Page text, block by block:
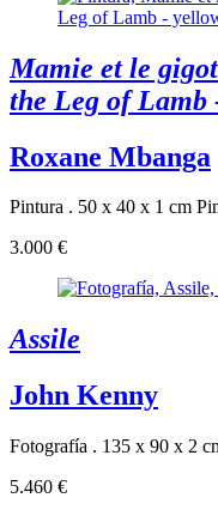
Mamie et le
the Leg of Lamb
Roxane Mbanga
Pintura . 50 x 40 x 1 cm
3.000 €
Assile
John Kenny
Fotografía . 135 x 90 x 2
5.460 €